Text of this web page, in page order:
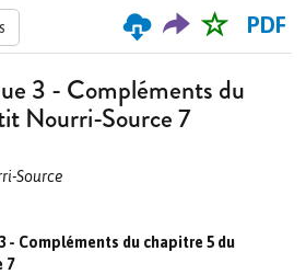
PDF
3 - Compléments du
Nourri-Source 7
Source
- Compléments du chapitre 5 du
7